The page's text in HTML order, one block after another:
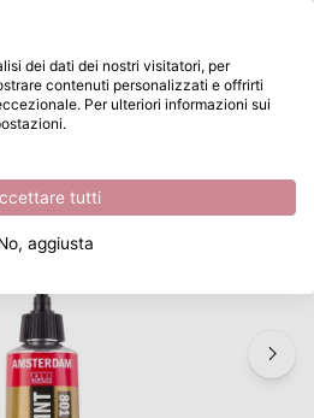
da magazzino Amsterdam • Contourverf Tube 20ml Goud 801
• Contourverf Tube 20ml Goud 801
dei dati dei nostri visitatori, per
contenuti personalizzati e offrirti
Per ulteriori informazioni sui
tutti
aggiusta